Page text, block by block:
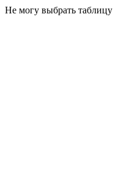
Не могу выбрать таблицу